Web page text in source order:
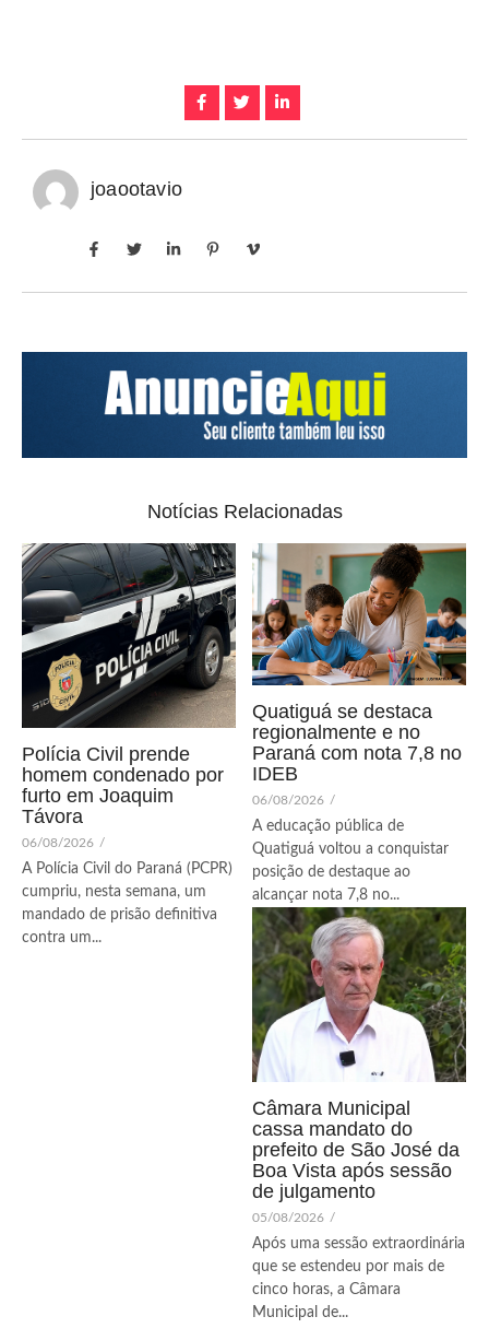
joaootavio
Notícias Relacionadas
Polícia Civil prende
homem condenado por
furto em Joaquim
Távora
06/08/2026 /
A Polícia Civil do Paraná (PCPR)
cumpriu, nesta semana, um
mandado de prisão definitiva
contra um...
Quatiguá se destaca
regionalmente e no
Paraná com nota 7,8 no
IDEB
06/08/2026 /
A educação pública de
Quatiguá voltou a conquistar
posição de destaque ao
alcançar nota 7,8 no...
Câmara Municipal
cassa mandato do
prefeito de São José da
Boa Vista após sessão
de julgamento
05/08/2026 /
Após uma sessão extraordinária
que se estendeu por mais de
cinco horas, a Câmara
Municipal de...